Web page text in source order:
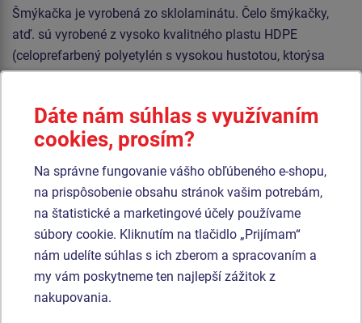
Šmýkačka je vyrobená zo sklolaminátu. Čelo šmýkačky,
atď. sú vyrobené z vysoko kvalitného plastu HDPE
(celoprefarbený polyetylén s vysokou hustotou, ktorýsa
vyznačuje vysokou farebnou stálosťou, odolnosťou proti
nehrozí tak žiadne nebezpečenstvo zranenia detí ostrými
úlomkami). Podesta je vyrobená z HPL (vysokotlakový
farebnou stálosťou, odolnosťou proti poškriabaniu a
odolnosťou proti vode). Strecha je vyrobená z HPL
(Vysokotlakový laminát, ktorý sa vyznačuje vysokou
farebnou stálosťou, odolnosťou proti UV žiareniu a
olnosťou proti vode). Všetok spojovací materiál je
pozinkovaný alebo nerezový.
Dáte nám súhlas s využívaním
cookies, prosím?
Na správne fungovanie vášho obľúbeného e-shopu,
na prispôsobenie obsahu stránok vašim potrebám,
na štatistické a marketingové účely používame
súbory cookie. Kliknutím na tlačidlo „Prijímam“
nám udelíte súhlas s ich zberom a spracovaním a
my vám poskytneme ten najlepší zážitok z
nakupovania.